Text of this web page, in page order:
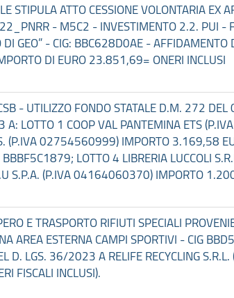
ATTO CESSIONE VOLONTARIA EX
- M5C2 - INVESTIMENTO 2.2. PUI -
GEO” - CIG: BBC628D0AE -
DI EURO 23.851,69= ONERI INCLUSI
- UTILIZZO FONDO STATALE D.M. 272
A: LOTTO 1 COOP VAL PANTEMINA ETS
(P.IVA 02754560999) IMPORTO 3.169,58
LOTTO 4 LIBRERIA LUCCOLI
S.P.A. (P.IVA 04164060370) IMPORTO
TRASPORTO RIFIUTI SPECIALI
AREA ESTERNA CAMPI SPORTIVI - CIG
D. LGS. 36/2023 A RELIFE RECYCLING
FISCALI INCLUSI).